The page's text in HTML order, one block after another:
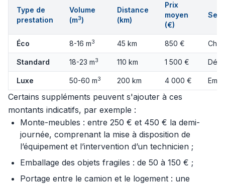
Type de
prestation
Volume
(m3)
Distance
(km)
Prix
moyen
(€)
Éco 8-16 m3 45 km 850 €
Standard 18-23 m3 110 km 1 500 €
Luxe 50-60 m3 200 km 4 000 €
Certains suppléments peuvent s'ajouter à ces
montants indicatifs, par exemple :
Monte-meubles : entre 250 € et 450 € la demi-
journée, comprenant la mise à disposition de
l’équipement et l’intervention d’un technicien ;
Emballage des objets fragiles : de 50 à 150 € ;
Portage entre le camion et le logement : une